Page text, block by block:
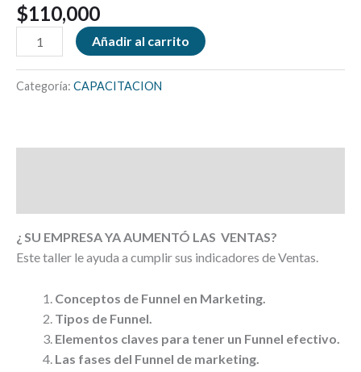
$110,000
09)
cantidad
Añadir al carrito
Categoría: CAPACITACION
¿ SU EMPRESA YA AUMENTÓ LAS VENTAS?
Este taller le ayuda a cumplir sus indicadores de Ventas.
Conceptos de Funnel en Marketing.
Tipos de Funnel.
Elementos claves para tener un Funnel efectivo.
Las fases del Funnel de marketing.